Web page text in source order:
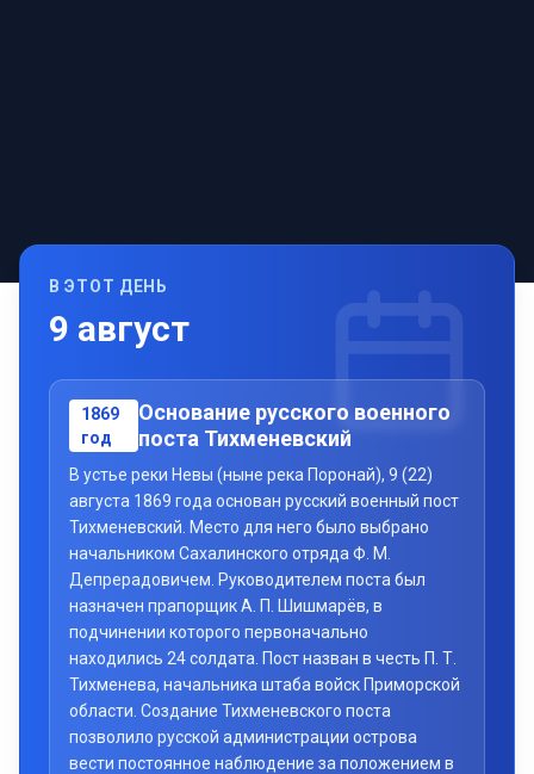
В ЭТОТ ДЕНЬ
9 август
1869
год
Основание русского военного
поста Тихменевский
В устье реки Невы (ныне река Поронай), 9 (22)
августа 1869 года основан русский военный пост
Тихменевский. Место для него было выбрано
начальником Сахалинского отряда Ф. М.
Депрерадовичем. Руководителем поста был
назначен прапорщик А. П. Шишмарёв, в
подчинении которого первоначально
находились 24 солдата. Пост назван в честь П. Т.
Тихменева, начальника штаба войск Приморской
области. Создание Тихменевского поста
позволило русской администрации острова
вести постоянное наблюдение за положением в